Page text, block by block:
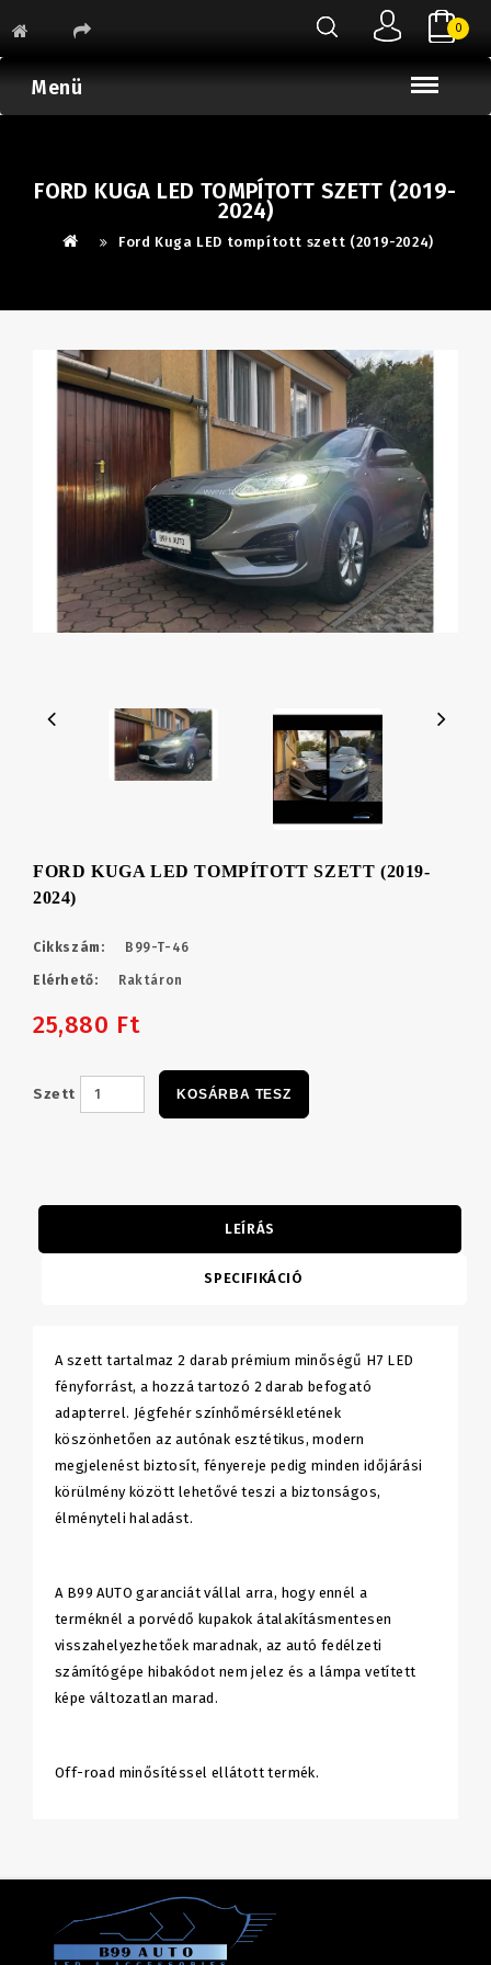
0
Menü
FORD KUGA LED TOMPÍTOTT SZETT (2019-
2024)
Ford Kuga LED tompított szett (2019-2024)
FORD KUGA LED TOMPÍTOTT SZETT (2019-
2024)
Cikkszám: B99-T-46
Elérhető: Raktáron
25,880 Ft
Szett KOSÁRBA TESZ
LEÍRÁS
SPECIFIKÁCIÓ
A szett tartalmaz 2 darab prémium minőségű H7 LED
fényforrást, a hozzá tartozó 2 darab befogató
adapterrel. Jégfehér színhőmérsékletének
köszönhetően az autónak esztétikus, modern
megjelenést biztosít, fényereje pedig minden időjárási
körülmény között lehetővé teszi a biztonságos,
élményteli haladást.
A B99 AUTO garanciát vállal arra, hogy ennél a
terméknél a porvédő kupakok átalakításmentesen
visszahelyezhetőek maradnak, az autó fedélzeti
számítógépe hibakódot nem jelez és a lámpa vetített
képe változatlan marad.
Off-road minősítéssel ellátott termék.